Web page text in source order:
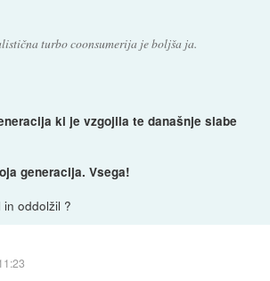
turbo coonsumerija je boljša ja.
ki je vzgojila te današnje slabe
generacija. Vsega!
oddolžil ?